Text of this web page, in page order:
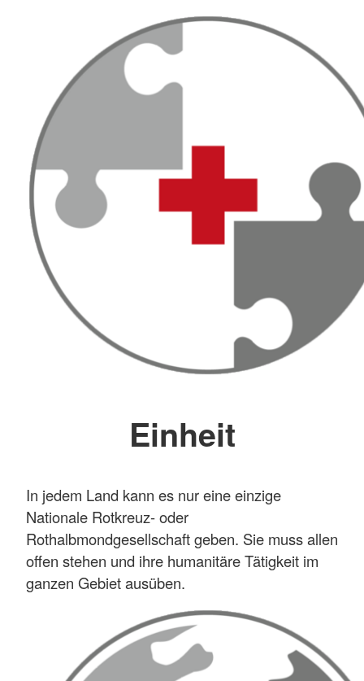
Einheit
In jedem Land kann es nur eine einzige
Nationale Rotkreuz- oder
Rothalbmondgesellschaft geben. Sie muss allen
offen stehen und ihre humanitäre Tätigkeit im
ganzen Gebiet ausüben.